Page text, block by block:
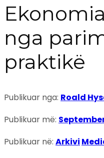
nga
praktikë
Publikuar nga: Roald
Publikuar më:
Publikuar në: Arkivi